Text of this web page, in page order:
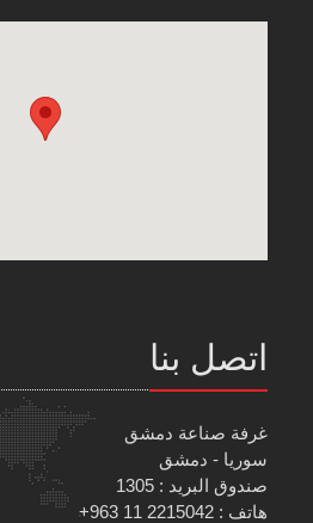
اتصل بنا
غرفة صناعة دمشق
سوريا - دمشق
صندوق البريد : 1305
هاتف : 2215042 11 963+